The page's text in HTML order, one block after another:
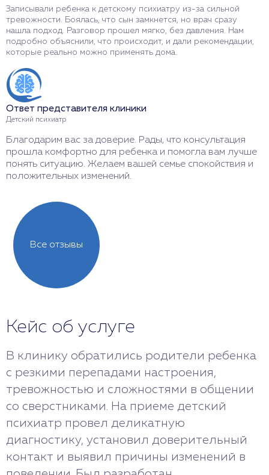
Записывали ребенка к детскому психиатру из-за сильной
тревожности. Боялась, что сын замкнется, но врач сразу
нашла подход. Разговор прошел мягко, без давления. Нам
подробно объяснили, что происходит, и дали рекомендации,
которые реально можно применять дома.
Ответ представителя клиники
Детский психиатр
Благодарим вас за доверие. Рады, что консультация
прошла комфортно для ребенка и помогла вам лучше
понять ситуацию. Желаем вашей семье спокойствия и
положительных изменений.
Все отзывы
Кейс об услуге
В клинику обратились родители ребенка
с резкими перепадами настроения,
тревожностью и сложностями в общении
со сверстниками. На приеме детский
психиатр провел деликатную
диагностику, установил доверительный
контакт и выявил причины изменений в